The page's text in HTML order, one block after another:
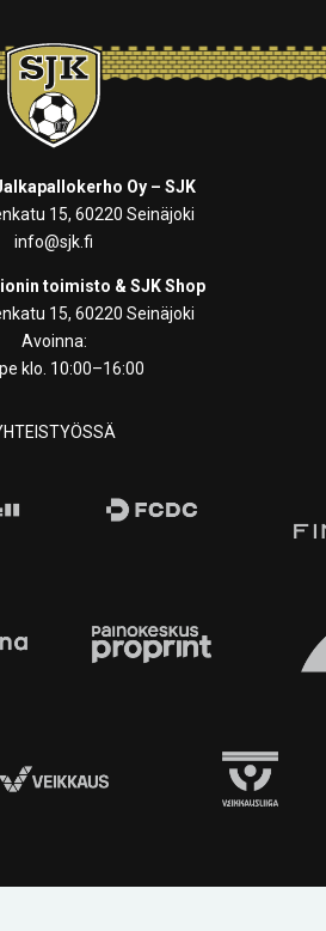
Oy – SJK
15, 60220 Seinäjoki
info@sjk.fi
toimisto & SJK Shop
15, 60220 Seinäjoki
Avoinna:
klo. 10:00–16:00